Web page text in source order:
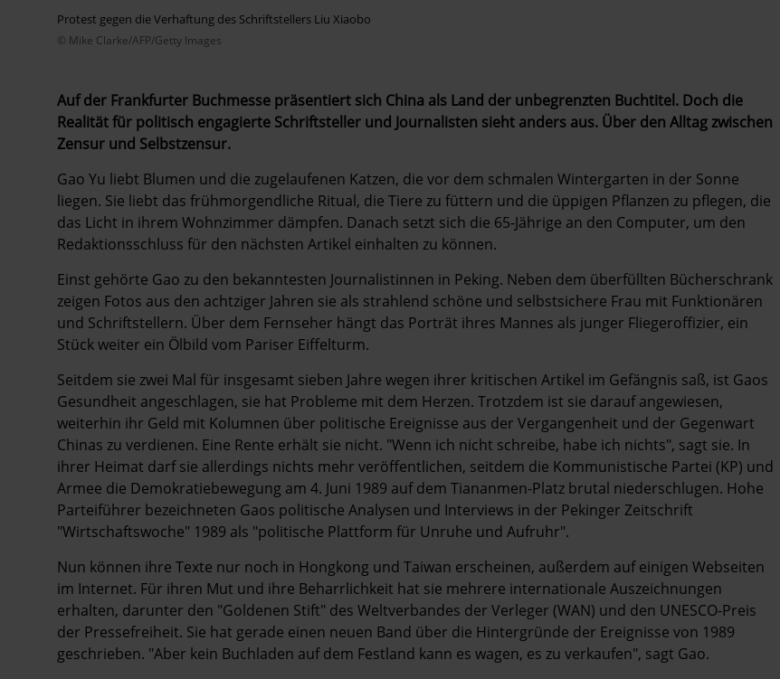
Protest gegen die Verhaftung des Schriftstellers Liu Xiaobo
© Mike Clarke/AFP/Getty Images
Auf der Frankfurter Buchmesse präsentiert sich China als Land der unbegrenzten Buchtitel. Doch die
Realität für politisch engagierte Schriftsteller und Journalisten sieht anders aus. Über den Alltag zwischen
Zensur und Selbstzensur.
Gao Yu liebt Blumen und die zugelaufenen Katzen, die vor dem schmalen Wintergarten in der Sonne
liegen. Sie liebt das frühmorgendliche Ritual, die Tiere zu füttern und die üppigen Pflanzen zu pflegen, die
das Licht in ihrem Wohnzimmer dämpfen. Danach setzt sich die 65-Jährige an den Computer, um den
Redaktionsschluss für den nächsten Artikel einhalten zu können.
Einst gehörte Gao zu den bekanntesten Journalistinnen in Peking. Neben dem überfüllten Bücherschrank
zeigen Fotos aus den achtziger Jahren sie als strahlend schöne und selbstsichere Frau mit Funktionären
und Schriftstellern. Über dem Fernseher hängt das Porträt ihres Mannes als junger Fliegeroffizier, ein
Stück weiter ein Ölbild vom Pariser Eiffelturm.
Seitdem sie zwei Mal für insgesamt sieben Jahre wegen ihrer kritischen Artikel im Gefängnis saß, ist Gaos
Gesundheit angeschlagen, sie hat Probleme mit dem Herzen. Trotzdem ist sie darauf angewiesen,
weiterhin ihr Geld mit Kolumnen über politische Ereignisse aus der Vergangenheit und der Gegenwart
Chinas zu verdienen. Eine Rente erhält sie nicht. "Wenn ich nicht schreibe, habe ich nichts", sagt sie. In
ihrer Heimat darf sie allerdings nichts mehr veröffentlichen, seitdem die Kommunistische Partei (KP) und
Armee die Demokratiebewegung am 4. Juni 1989 auf dem Tiananmen-Platz brutal niederschlugen. Hohe
Parteiführer bezeichneten Gaos politische Analysen und Interviews in der Pekinger Zeitschrift
"Wirtschaftswoche" 1989 als "politische Plattform für Unruhe und Aufruhr".
Nun können ihre Texte nur noch in Hongkong und Taiwan erscheinen, außerdem auf einigen Webseiten
im Internet. Für ihren Mut und ihre Beharrlichkeit hat sie mehrere internationale Auszeichnungen
erhalten, darunter den "Goldenen Stift" des Weltverbandes der Verleger (WAN) und den UNESCO-Preis
der Pressefreiheit. Sie hat gerade einen neuen Band über die Hintergründe der Ereignisse von 1989
geschrieben. "Aber kein Buchladen auf dem Festland kann es wagen, es zu verkaufen", sagt Gao.